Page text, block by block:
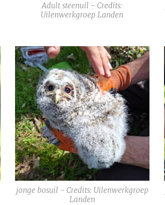
Adult steenuil - Credits:
Uilenwerkgroep Landen
jonge bosuil - Credits: Uilenwerkgroep
Landen